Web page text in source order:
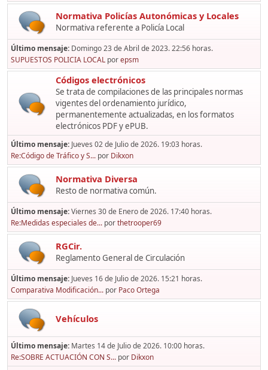
Normativa Policías Autonómicas y Locales
Normativa referente a Policía Local
Último mensaje: Domingo 23 de Abril de 2023. 22:56 horas.
SUPUESTOS POLICIA LOCAL porepsm
Códigos electrónicos
Se trata de compilaciones de las principales normas
vigentes del ordenamiento jurídico,
permanentemente actualizadas, en los formatos
electrónicos PDF y ePUB.
Último mensaje: Jueves 02 de Julio de 2026. 19:03 horas.
Re:Código de Tráfico y S... por Dikxon
Normativa Diversa
Resto de normativa común.
Último mensaje:Viernes 30 de Enero de 2026. 17:40 horas.
Re:Medidas especiales de... porthetrooper69
RGCir.
Reglamento General de Circulación
Último mensaje: Jueves 16 de Julio de 2026. 15:21 horas.
Comparativa Modificación... por Paco Ortega
Vehículos
Último mensaje: Martes 14 de Julio de 2026. 10:00 horas.
Re:SOBRE ACTUACIÓN CON S... por Dikxon